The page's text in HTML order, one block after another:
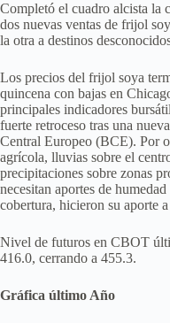
Completó el cuadro alcista
dos nuevas ventas de frijol
la otra a destinos
Los precios del frijol soya
quincena con bajas en
principales indicadores
fuerte retroceso tras una
Central Europeo (BCE). Por
agrícola, lluvias sobre el
precipitaciones sobre zonas
necesitan aportes de
cobertura, hicieron su aporte
Nivel de futuros en CBOT
416.0, cerrando a 455.3.
Gráfica último Año